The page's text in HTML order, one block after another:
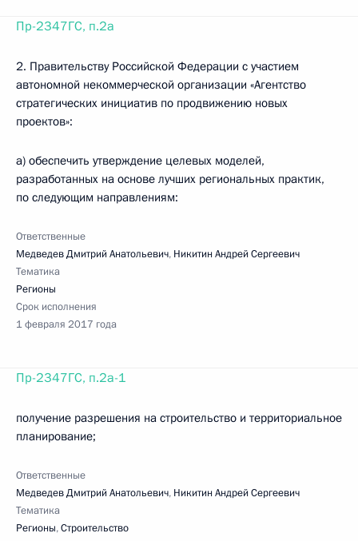
Пр-2347ГС, п.2а
2. Правительству Российской Федерации с участием
автономной некоммерческой организации «Агентство
стратегических инициатив по продвижению новых
проектов»:
а) обеспечить утверждение целевых моделей,
разработанных на основе лучших региональных практик,
по следующим направлениям:
Ответственные
Медведев Дмитрий Анатольевич, Никитин Андрей Сергеевич
Тематика
Регионы
Срок исполнения
1 февраля 2017 года
Пр-2347ГС, п.2а-1
получение разрешения на строительство и территориальное
планирование;
Ответственные
Медведев Дмитрий Анатольевич, Никитин Андрей Сергеевич
Тематика
Регионы,Строительство